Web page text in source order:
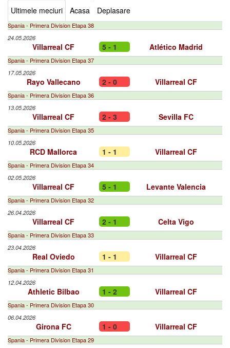
Ultimele meciuri Acasa Deplasare
Spania - Primera Division Etapa 38
24.05.2026
Villarreal CF 5 - 1 Atlético Madrid
Spania - Primera Division Etapa 37
17.05.2026
Rayo Vallecano 2 - 0 Villarreal CF
Spania - Primera Division Etapa 36
13.05.2026
Villarreal CF 2 - 3 Sevilla FC
Spania - Primera Division Etapa 35
10.05.2026
RCD Mallorca 1 - 1 Villarreal CF
Spania - Primera Division Etapa 34
02.05.2026
Villarreal CF 5 - 1 Levante Valencia
Spania - Primera Division Etapa 32
26.04.2026
Villarreal CF 2 - 1 Celta Vigo
Spania - Primera Division Etapa 33
23.04.2026
Real Oviedo 1 - 1 Villarreal CF
Spania - Primera Division Etapa 31
12.04.2026
Athletic Bilbao 1 - 2 Villarreal CF
Spania - Primera Division Etapa 30
06.04.2026
Girona FC 1 - 0 Villarreal CF
Spania - Primera Division Etapa 29